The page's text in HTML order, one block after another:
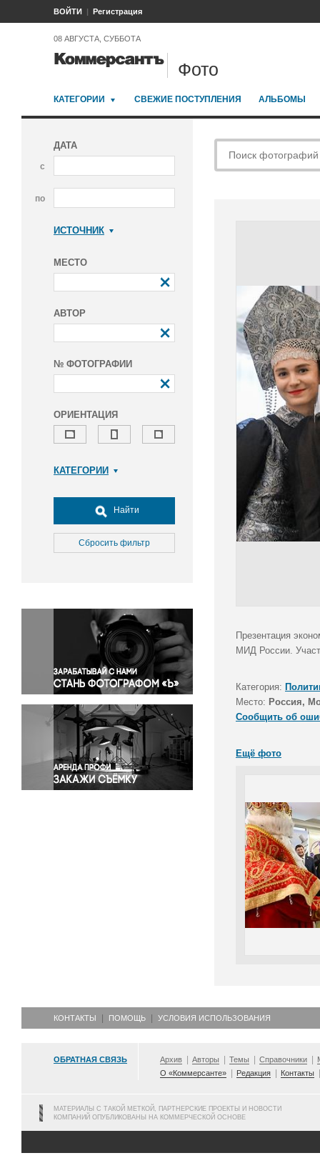
ВОЙТИ Регистрация
08 АВГУСТА, СУББОТА
Фото
КАТЕГОРИИ СВЕЖИЕ ПОСТУПЛЕНИЯ АЛЬБОМЫ
ДАТА
с
по
ИСТОЧНИК
МЕСТО
АВТОР
№ ФОТОГРАФИИ
ОРИЕНТАЦИЯ
КАТЕГОРИИ
Досуг, туризм и отдых
Культура
Медицина
Окружающая среда
Политика
Правосудие
Происшествия и конфликты
Религия
Светская жизнь
Спорт
Экология
Экономика и бизнес
Найти
Сбросить фильтр
Презентация
МИД России.
Категория:
Место: Россия,
Сообщить об
Ещё фото
КОНТАКТЫ ПОМОЩЬ УСЛОВИЯ ИСПОЛЬЗОВАНИЯ
ОБРАТНАЯ СВЯЗЬ Архив Авторы Темы Справочники
О «Коммерсанте»
Редакция Контакты
МАТЕРИАЛЫ С ТАКОЙ МЕТКОЙ, ПАРТНЕРСКИЕ ПРОЕКТЫ И НОВОСТИ
КОМПАНИЙ ОПУБЛИКОВАНЫ НА КОММЕРЧЕСКОЙ ОСНОВЕ